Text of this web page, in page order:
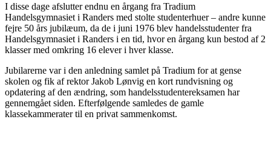
I disse dage afslutter endnu en årgang fra Tradium
Handelsgymnasiet i Randers med stolte studenterhuer – andre kunne
fejre 50 års jubilæum, da de i juni 1976 blev handelsstudenter fra
Handelsgymnasiet i Randers i en tid, hvor en årgang kun bestod af 2
klasser med omkring 16 elever i hver klasse.
Jubilarerne var i den anledning samlet på Tradium for at gense
skolen og fik af rektor Jakob Lønvig en kort rundvisning og
opdatering af den ændring, som handelsstudentereksamen har
gennemgået siden. Efterfølgende samledes de gamle
klassekammerater til en privat sammenkomst.